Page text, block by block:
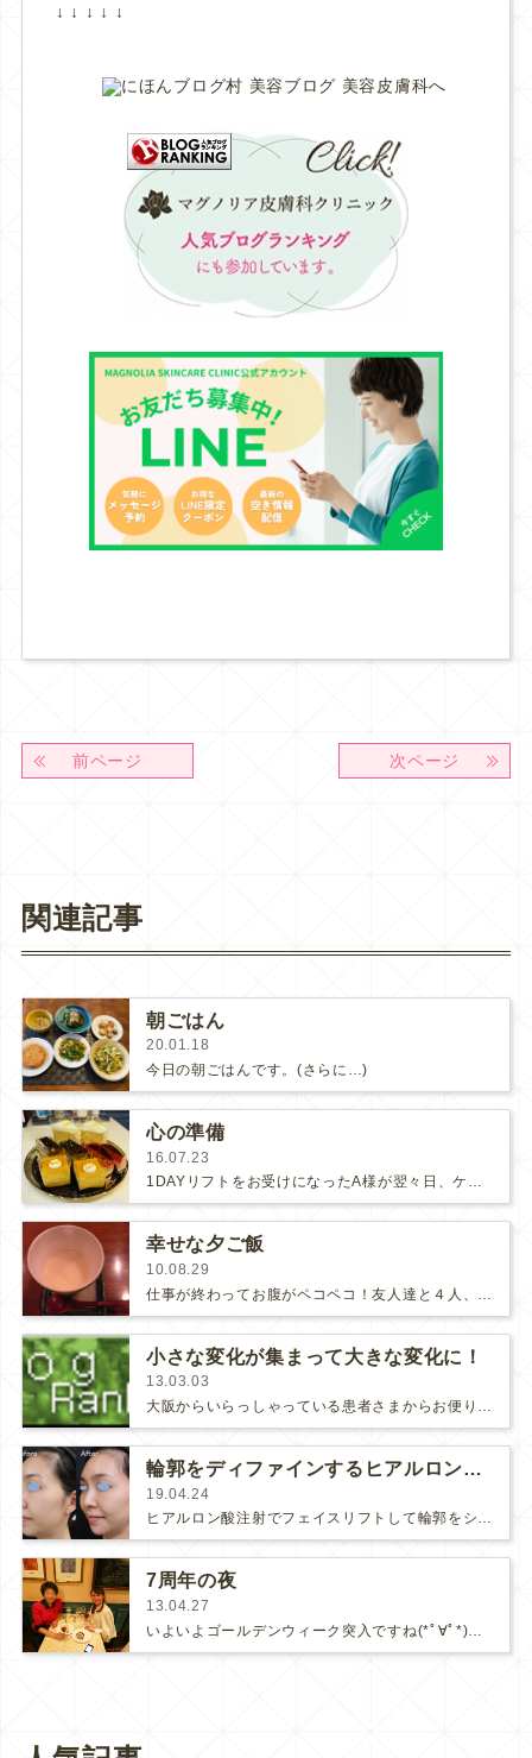
↓ ↓ ↓ ↓ ↓
前ページ 次ページ
関連記事
朝ごはん
20.01.18
今日の朝ごはんです。(さらに…)
心の準備
16.07.23
1DAYリフトをお受けになったA様が翌々日、ケーキを持って来てくださいました。Aさまはず〜っとリフトがやりたくて、でも怖い！と…
幸せな夕ご飯
10.08.29
小さな変化が集まって大きな変化に！
13.03.03
大阪からいらっしゃっている患者さまからお便り頂きました♡◆◇◆◇◆◇◆◇◆◇◆◇◆◇昨日は有難うございました。あちこち施術を増…
輪郭をディファインするヒアルロン酸注射
19.04.24
ヒアルロン酸注射でフェイスリフトして輪郭をシャープにしました。(さらに…)
7周年の夜
13.04.27